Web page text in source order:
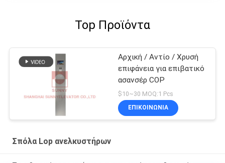
Top Προϊόντα
Αρχική / Αντίο / Χρυσή
επιφάνεια για επιβατικό
ασανσέρ COP
$10~30 MOQ:1 Pcs
ΕΠΙΚΟΙΝΩΝΙΑ
Σπόλα Lop ανελκυστήρων